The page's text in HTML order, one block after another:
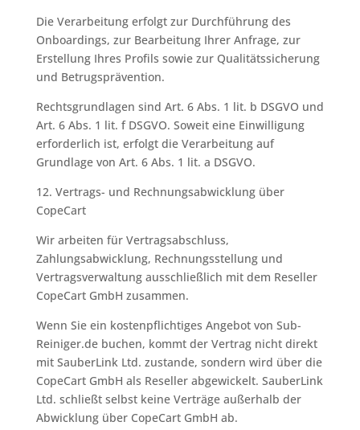
Die Verarbeitung erfolgt zur Durchführung des
Onboardings, zur Bearbeitung Ihrer Anfrage, zur
Erstellung Ihres Profils sowie zur Qualitätssicherung
und Betrugsprävention.
Rechtsgrundlagen sind Art. 6 Abs. 1 lit. b DSGVO und
Art. 6 Abs. 1 lit. f DSGVO. Soweit eine Einwilligung
erforderlich ist, erfolgt die Verarbeitung auf
Grundlage von Art. 6 Abs. 1 lit. a DSGVO.
12. Vertrags- und Rechnungsabwicklung über
CopeCart
Wir arbeiten für Vertragsabschluss,
Zahlungsabwicklung, Rechnungsstellung und
Vertragsverwaltung ausschließlich mit dem Reseller
CopeCart GmbH zusammen.
Wenn Sie ein kostenpflichtiges Angebot von Sub-
Reiniger.de buchen, kommt der Vertrag nicht direkt
mit SauberLink Ltd. zustande, sondern wird über die
CopeCart GmbH als Reseller abgewickelt. SauberLink
Ltd. schließt selbst keine Verträge außerhalb der
Abwicklung über CopeCart GmbH ab.